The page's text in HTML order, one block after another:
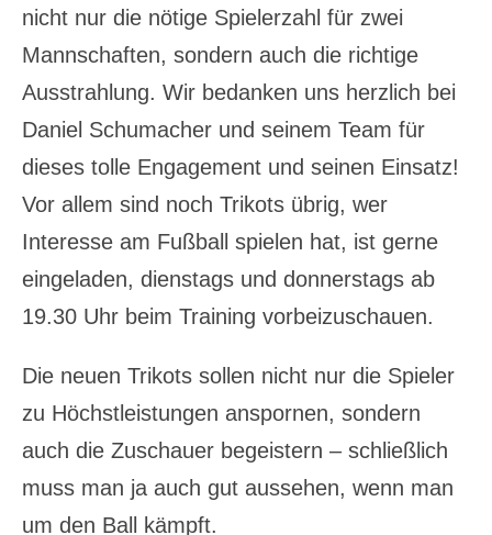
nicht nur die nötige Spielerzahl für zwei
Mannschaften, sondern auch die richtige
Ausstrahlung. Wir bedanken uns herzlich bei
Daniel Schumacher und seinem Team für
dieses tolle Engagement und seinen Einsatz!
Vor allem sind noch Trikots übrig, wer
Interesse am Fußball spielen hat, ist gerne
eingeladen, dienstags und donnerstags ab
19.30 Uhr beim Training vorbeizuschauen.
Die neuen Trikots sollen nicht nur die Spieler
zu Höchstleistungen anspornen, sondern
auch die Zuschauer begeistern – schließlich
muss man ja auch gut aussehen, wenn man
um den Ball kämpft.